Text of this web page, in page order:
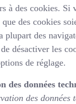
à des cookies. Si
que des cookies
plupart des
désactiver les
de réglage.
des données
des données